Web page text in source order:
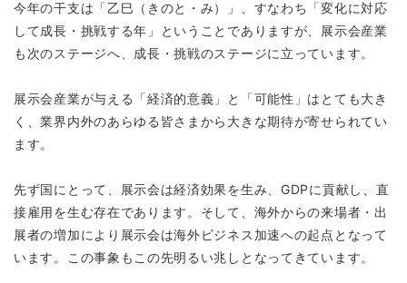
今年の干支は「乙巳（きのと・み）」、すなわち「変化に対応
して成長・挑戦する年」ということでありますが、展示会産業
も次のステージへ、成長・挑戦のステージに立っています。
展示会産業が与える「経済的意義」と「可能性」はとても大き
く、業界内外のあらゆる皆さまから大きな期待が寄せられてい
ます。
先ず国にとって、展示会は経済効果を生み、GDPに貢献し、直
接雇用を生む存在であります。そして、海外からの来場者・出
展者の増加により展示会は海外ビジネス加速への起点となって
います。この事象もこの先明るい兆しとなってきています。